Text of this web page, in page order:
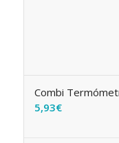
Combi
5,93€